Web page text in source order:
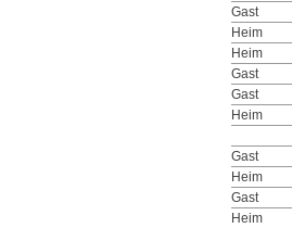
Gast
Heim
Heim
Gast
Gast
Heim
Gast
Heim
Gast
Heim